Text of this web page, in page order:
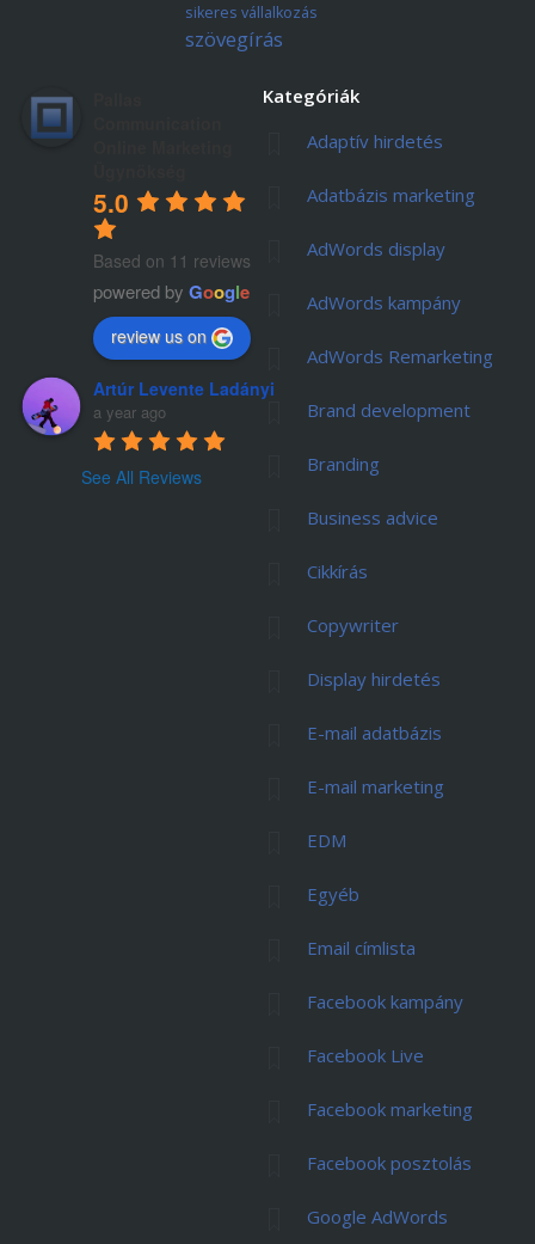
sikeres vállalkozás
szövegírás
5.0
Based on 11 reviews
powered by Google
review us on
Artúr Levente Ladányi
a year ago
See All Reviews
Kategóriák
Adaptív hirdetés
Adatbázis marketing
AdWords display
AdWords kampány
AdWords Remarketing
Brand development
Branding
Business advice
Cikkírás
Copywriter
Display hirdetés
E-mail adatbázis
E-mail marketing
EDM
Egyéb
Email címlista
Facebook kampány
Facebook Live
Facebook marketing
Facebook posztolás
Google AdWords